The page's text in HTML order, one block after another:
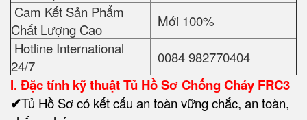
Cam Kết Sản Phẩm
Chất Lượng Cao
Mới 100%
Hotline International
24/7
0084 982770404
I. Đặc tính kỹ thuậtTủ Hồ Sơ Chống Cháy FRC3
✔Tủ Hồ Sơ có kết cấu an toàn vững chắc, an toàn,